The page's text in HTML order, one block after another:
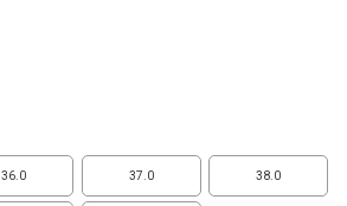
36.0 37.0 38.0